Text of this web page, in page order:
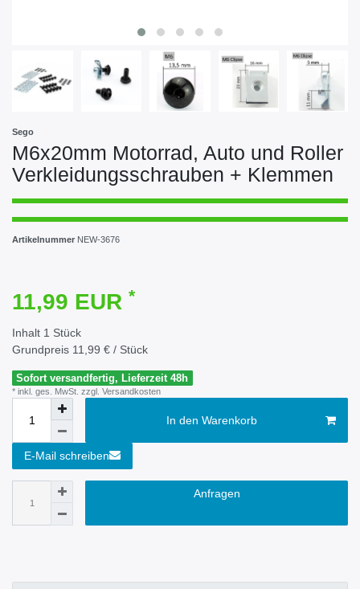
Sego
M6x20mm Motorrad, Auto und Roller
Verkleidungsschrauben + Klemmen
Artikelnummer NEW-3676
11,99 EUR *
Inhalt 1 Stück
Grundpreis 11,99 € / Stück
Sofort versandfertig, Lieferzeit 48h
* inkl. ges. MwSt. zzgl. Versandkosten
In den Warenkorb
E-Mail schreiben
Anfragen